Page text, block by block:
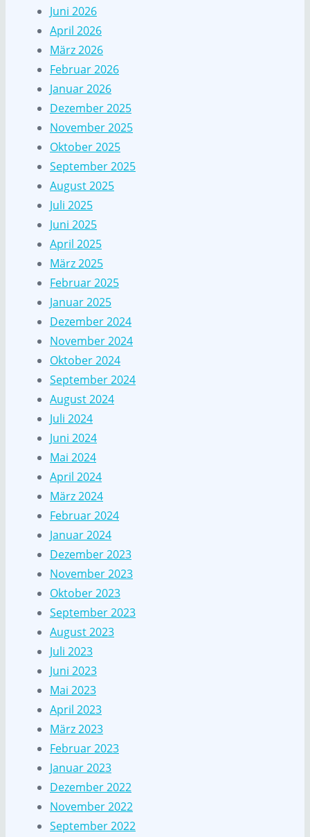
Juni 2026
April 2026
März 2026
Februar 2026
Januar 2026
Dezember 2025
November 2025
Oktober 2025
September 2025
August 2025
Juli 2025
Juni 2025
April 2025
März 2025
Februar 2025
Januar 2025
Dezember 2024
November 2024
Oktober 2024
September 2024
August 2024
Juli 2024
Juni 2024
Mai 2024
April 2024
März 2024
Februar 2024
Januar 2024
Dezember 2023
November 2023
Oktober 2023
September 2023
August 2023
Juli 2023
Juni 2023
Mai 2023
April 2023
März 2023
Februar 2023
Januar 2023
Dezember 2022
November 2022
September 2022